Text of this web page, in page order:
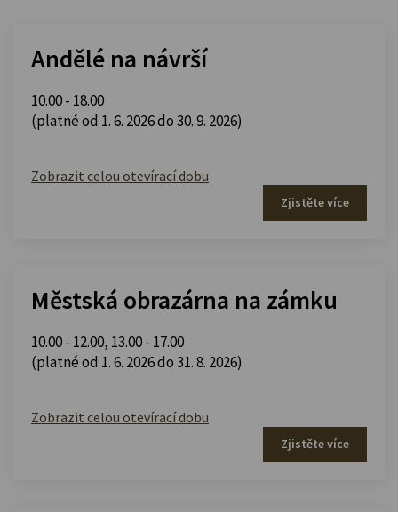
Andělé na návrší
10.00 - 18.00
(platné od 1. 6. 2026 do 30. 9. 2026)
Zobrazit celou otevírací dobu
Zjistěte více
Městská obrazárna na zámku
10.00 - 12.00, 13.00 - 17.00
(platné od 1. 6. 2026 do 31. 8. 2026)
Zobrazit celou otevírací dobu
Zjistěte více